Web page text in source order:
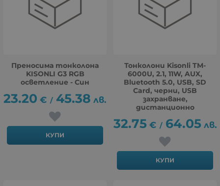
Преносима тонколона
KISONLI G3 RGB
осветление - Син
23.20 € / 45.38 лв.
КУПИ
Тонколони Kisonli TM-
6000U, 2.1, 11W, AUX,
Bluetooth 5.0, USB, SD
Card, черни, USB
захранване,
дистанционно
32.75 € / 64.05 лв.
КУПИ